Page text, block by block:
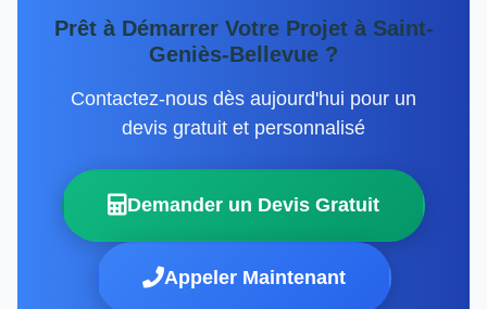
Prêt à Démarrer Votre Projet à Saint-
Geniès-Bellevue ?
Contactez-nous dès aujourd'hui pour un
devis gratuit et personnalisé
Demander un Devis Gratuit
Appeler Maintenant